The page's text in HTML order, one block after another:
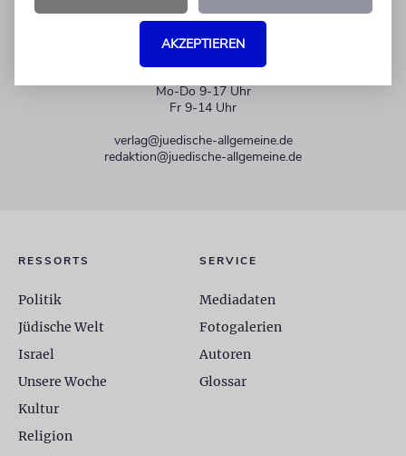
KUNDENSERVICE
Mo-Do 9-17 Uhr
Fr 9-14 Uhr
verlag@juedische-allgemeine.de
redaktion@juedische-allgemeine.de
RESSORTS
Politik
Jüdische Welt
Israel
Unsere Woche
Kultur
Religion
SERVICE
Mediadaten
Fotogalerien
Autoren
Glossar
AKZEPTIEREN